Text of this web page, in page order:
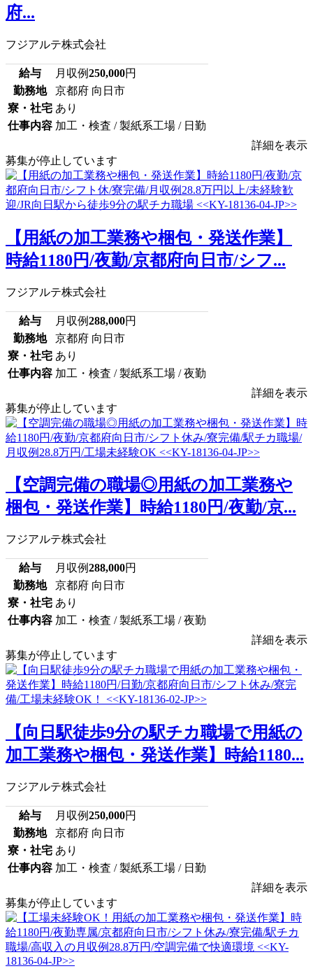
府...
フジアルテ株式会社
給与 月収例250,000円
勤務地
京都府 向日市
寮・社宅 あり
仕事内容 加工・検査 / 製紙系工場 / 日勤
詳細を表示
募集が停止しています
【用紙の加工業務や梱包・発送作業】
時給1180円/夜勤/京都府向日市/シフ...
フジアルテ株式会社
給与 月収例288,000円
勤務地
京都府 向日市
寮・社宅 あり
仕事内容 加工・検査 / 製紙系工場 / 夜勤
詳細を表示
募集が停止しています
【空調完備の職場◎用紙の加工業務や
梱包・発送作業】時給1180円/夜勤/京...
フジアルテ株式会社
給与 月収例288,000円
勤務地
京都府 向日市
寮・社宅 あり
仕事内容 加工・検査 / 製紙系工場 / 夜勤
詳細を表示
募集が停止しています
【向日駅徒歩9分の駅チカ職場で用紙の
加工業務や梱包・発送作業】時給1180...
フジアルテ株式会社
給与 月収例250,000円
勤務地
京都府 向日市
寮・社宅 あり
仕事内容 加工・検査 / 製紙系工場 / 日勤
詳細を表示
募集が停止しています